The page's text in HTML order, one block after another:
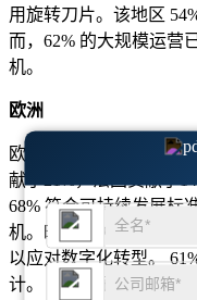
用旋转刀片。该地区
而，62% 的大规模运营
机。
欧洲
欧洲占据全球圆刀机需
献了21%，法国贡献了
68% 符合可持续发展标
机。时尚相关行业使用
以应对数字化转型。
计。 46% 的已安装设备